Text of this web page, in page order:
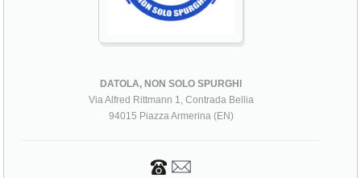
DATOLA, NON SOLO SPURGHI
Via Alfred Rittmann 1, Contrada Bellia
94015 Piazza Armerina (EN)